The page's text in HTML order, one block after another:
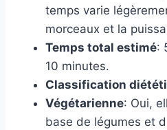
temps varie
morceaux et la
Temps total estimé:
10 minutes.
Classification
Végétarienne: Oui,
base de légumes et